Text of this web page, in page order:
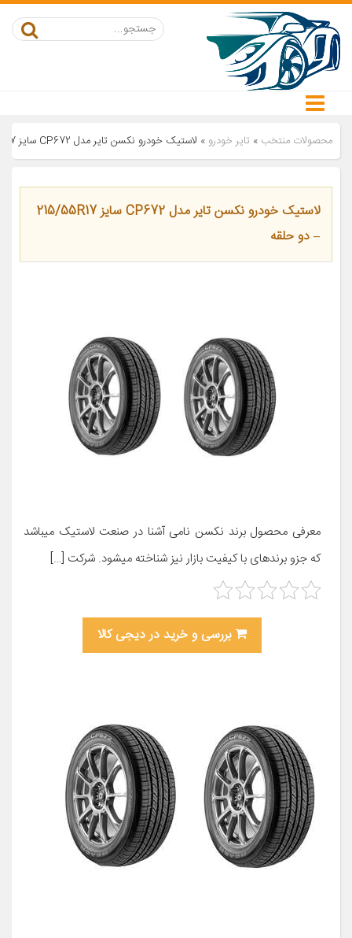
محصولات منتخب » تایر خودرو » لاستیک خودرو نکسن تایر مدل CP672 سایز 215/55R17 – دو حلقه
لاستیک خودرو نکسن تایر مدل CP672 سایز 215/55R17
– دو حلقه
معرفی محصول برند نکسن نامی آشنا در صنعت لاستیک میباشد
که جزو برندهای با کیفیت بازار نیز شناخته میشود. شرکت […]
بررسی و خرید در دیجی کالا